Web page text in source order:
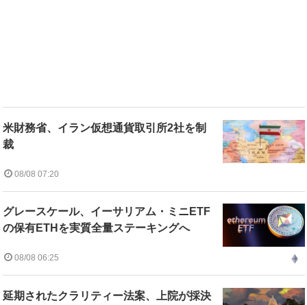
米財務省、イラン仮想通貨取引所2社を制
裁
08/08 07:20
グレースケール、イーサリアム・ミニETF
の保有ETHを実質全量ステーキングへ
08/08 06:25
延期されたクラリティー法案、上院が採決